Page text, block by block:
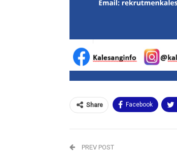
Share Facebook
PREV POST